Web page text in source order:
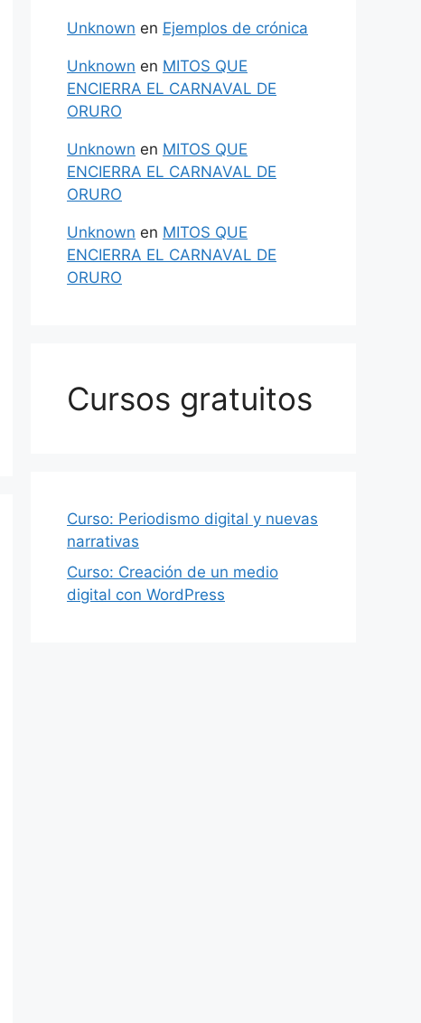
Unknown en Ejemplos de crónica
Unknown en MITOS QUE
ENCIERRA EL CARNAVAL DE
ORURO
Unknown en MITOS QUE
ENCIERRA EL CARNAVAL DE
ORURO
Unknown en MITOS QUE
ENCIERRA EL CARNAVAL DE
ORURO
Cursos gratuitos
Curso: Periodismo digital y nuevas
narrativas
Curso: Creación de un medio
digital con WordPress